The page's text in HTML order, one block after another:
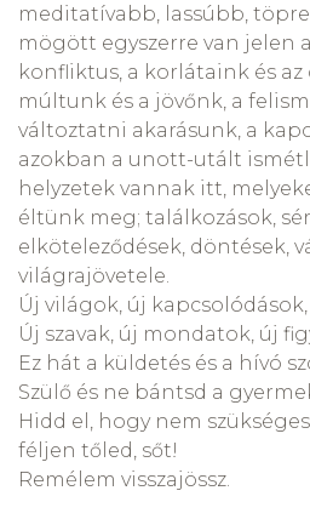
meditatívabb, lassúbb,
mögött egyszerre van jelen a
konfliktus, a korlátaink és
múltunk és a jövőnk, a
változtatni akarásunk, a
azokban a unott-utált
helyzetek vannak itt,
éltünk meg; találkozások,
elköteleződések, döntések,
világrajövetele.
Új világok, új kapcsolódások,
Új szavak, új mondatok, új
Ez hát a küldetés és a hívó
Szülő és ne bántsd a
Hidd el, hogy nem
féljen tőled, sőt!
Remélem visszajössz.